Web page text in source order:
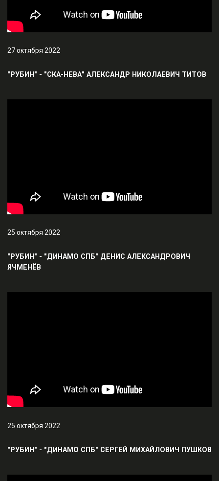
27 октября 2022
"РУБИН" - "СКА-НЕВА" АЛЕКСАНДР НИКОЛАЕВИЧ ТИТОВ
25 октября 2022
"РУБИН" - "ДИНАМО СПБ" ДЕНИС АЛЕКСАНДРОВИЧ
ЯЧМЕНЁВ
25 октября 2022
"РУБИН" - "ДИНАМО СПБ" СЕРГЕЙ МИХАЙЛОВИЧ ПУШКОВ